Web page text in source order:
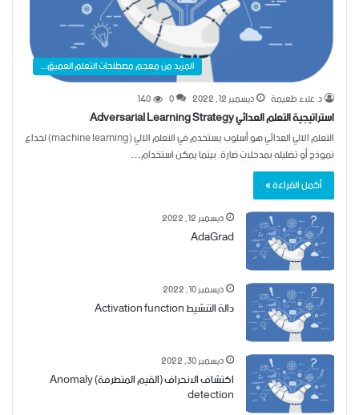
المزيد من معجم مصطلحات التعلم العميق....
د. علاء طعيمة
ديسمبر 12, 2022 0
140
استراتيجية التعلم العدائي Adversarial Learning Strategy
التعلم الآلي العدائي هو أسلوب يستخدم في التعلم الآلي (machine learning) لخداع
نموذج أو تضليله بمدخلات ضارة. بينما يمكن استخدام…
أكمل القراءة »
ديسمبر 12, 2022
AdaGrad
ديسمبر 10, 2022
دالة التنشيط Activation function
ديسمبر 30, 2022
اكتشاف الانحراف (القيم المتطرفة) Anomaly
detection